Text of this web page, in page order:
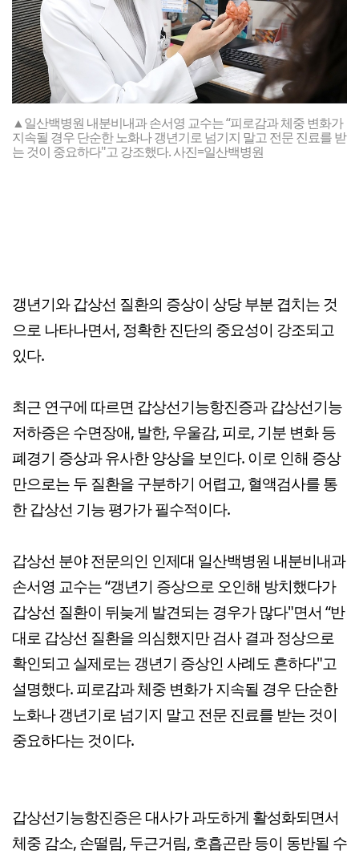
▲일산백병원 내분비내과 손서영 교수는 “피로감과 체중 변화가
지속될 경우 단순한 노화나 갱년기로 넘기지 말고 전문 진료를 받
는 것이 중요하다"고 강조했다. 사진=일산백병원
갱년기와 갑상선 질환의 증상이 상당 부분 겹치는 것
으로 나타나면서, 정확한 진단의 중요성이 강조되고
있다.
최근 연구에 따르면 갑상선기능항진증과 갑상선기능
저하증은 수면장애, 발한, 우울감, 피로, 기분 변화 등
폐경기 증상과 유사한 양상을 보인다. 이로 인해 증상
만으로는 두 질환을 구분하기 어렵고, 혈액검사를 통
한 갑상선 기능 평가가 필수적이다.
갑상선 분야 전문의인 인제대 일산백병원 내분비내과
손서영 교수는 “갱년기 증상으로 오인해 방치했다가
갑상선 질환이 뒤늦게 발견되는 경우가 많다"면서 “반
대로 갑상선 질환을 의심했지만 검사 결과 정상으로
확인되고 실제로는 갱년기 증상인 사례도 흔하다"고
설명했다. 피로감과 체중 변화가 지속될 경우 단순한
노화나 갱년기로 넘기지 말고 전문 진료를 받는 것이
중요하다는 것이다.
갑상선기능항진증은 대사가 과도하게 활성화되면서
체중 감소, 손떨림, 두근거림, 호흡곤란 등이 동반될 수